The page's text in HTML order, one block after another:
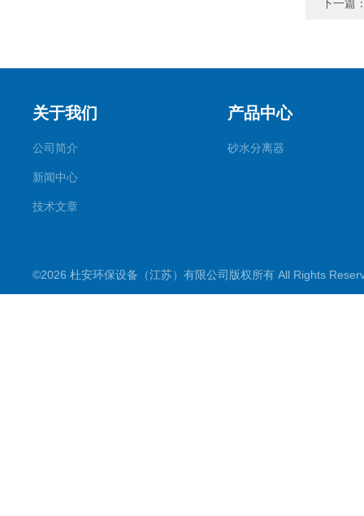
下一篇
关于我们
公司简介
新闻中心
技术文章
产品中心
砂水分离器
©2026 杜安环保设备（江苏）有限公司版权所有 All Rights